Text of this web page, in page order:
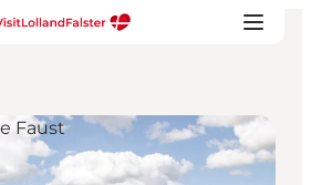
Faust